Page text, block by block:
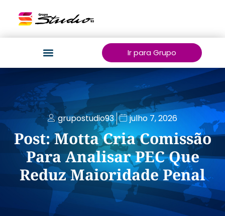
Ir para Grupo
grupostudio93 julho 7, 2026
Post: Motta Cria Comissão
Para Analisar PEC Que
Reduz Maioridade Penal